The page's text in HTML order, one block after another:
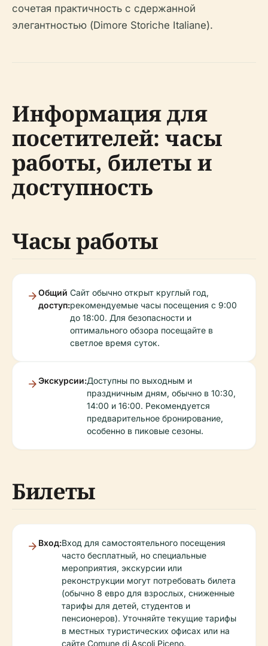
сочетая практичность с сдержанной
элегантностью (Dimore Storiche Italiane).
Информация для
посетителей: часы
работы, билеты и
доступность
Часы работы
Общий
доступ:
Сайт обычно открыт круглый год,
рекомендуемые часы посещения с 9:00
до 18:00. Для безопасности и
оптимального обзора посещайте в
светлое время суток.
Экскурсии:Доступны по выходным и
праздничным дням, обычно в 10:30,
14:00 и 16:00. Рекомендуется
предварительное бронирование,
особенно в пиковые сезоны.
Билеты
Вход:Вход для самостоятельного посещения
часто бесплатный, но специальные
мероприятия, экскурсии или
реконструкции могут потребовать билета
(обычно 8 евро для взрослых, сниженные
тарифы для детей, студентов и
пенсионеров). Уточняйте текущие тарифы
в местных туристических офисах или на
сайте Comune di Ascoli Piceno.